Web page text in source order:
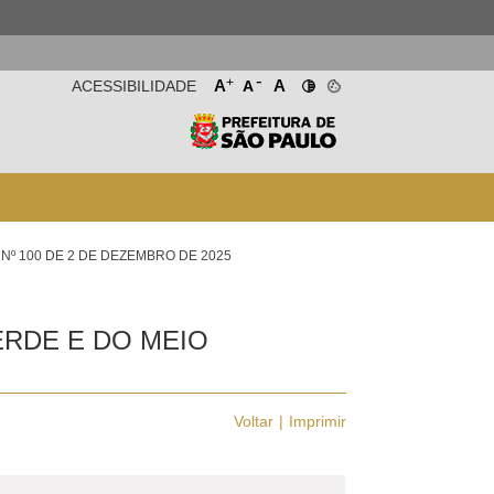
A+ A- A
ACESSIBILIDADE
100 DE 2 DE DEZEMBRO DE 2025
E DO MEIO
Voltar Imprimir